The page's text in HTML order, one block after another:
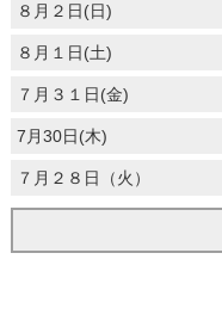
８月２日(日)
８月１日(土)
７月３１日(金)
7月30日(木)
７月２８日（火）